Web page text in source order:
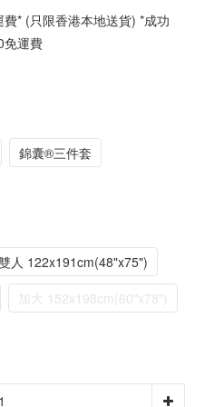
* (只限香港本地送貨) *成功
免運費
錦囊®三件套
人 122x191cm(48"x75")
加大 152x198cm(60"x78")